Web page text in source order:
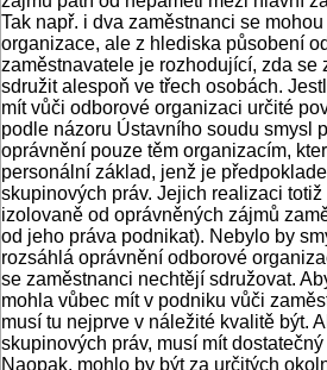
Tak např. i dva zaměstnanci se
organizace, ale z hlediska působení
zaměstnavatele je rozhodující, zda se
sdružit alespoň ve třech osobách.
mít vůči odborové organizaci určité
podle názoru Ústavního soudu smysl
oprávnění pouze těm organizacím,
personální základ, jenž je
skupinových práv. Jejich realizaci
izolovaně od oprávněných zájmů
od jeho práva podnikat). Nebylo by
rozsáhlá oprávnění odborové
se zaměstnanci nechtějí sdružovat.
mohla vůbec mít v podniku vůči
musí tu nejprve v náležité kvalitě být.
skupinových práv, musí mít
Naopak, mohlo by být za určitých